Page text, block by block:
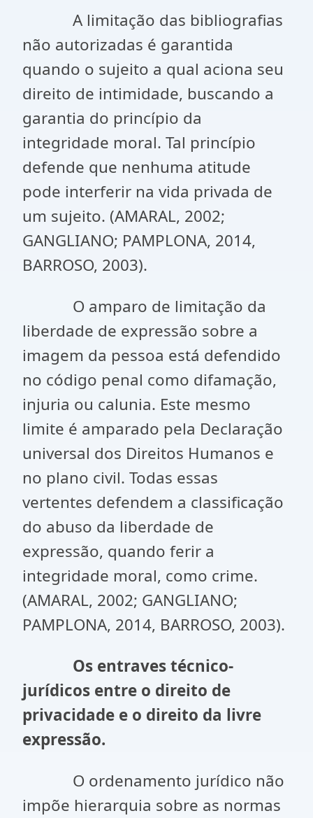
A limitação das bibliografias
não autorizadas é garantida
quando o sujeito a qual aciona seu
direito de intimidade, buscando a
garantia do princípio da
integridade moral. Tal princípio
defende que nenhuma atitude
pode interferir na vida privada de
um sujeito. (AMARAL, 2002;
GANGLIANO; PAMPLONA, 2014,
BARROSO, 2003).
O amparo de limitação da
liberdade de expressão sobre a
imagem da pessoa está defendido
no código penal como difamação,
injuria ou calunia. Este mesmo
limite é amparado pela Declaração
universal dos Direitos Humanos e
no plano civil. Todas essas
vertentes defendem a classificação
do abuso da liberdade de
expressão, quando ferir a
integridade moral, como crime.
(AMARAL, 2002; GANGLIANO;
PAMPLONA, 2014, BARROSO, 2003).
Os entraves técnico-
jurídicos entre o direito de
privacidade e o direito da livre
expressão.
O ordenamento jurídico não
impõe hierarquia sobre as normas